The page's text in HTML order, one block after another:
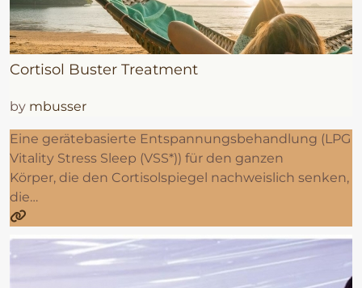
Cortisol Buster Treatment
by mbusser
Eine gerätebasierte Entspannungsbehandlung (LPG
Vitality Stress Sleep (VSS*)) für den ganzen
Körper, die den Cortisolspiegel nachweislich senken,
die…